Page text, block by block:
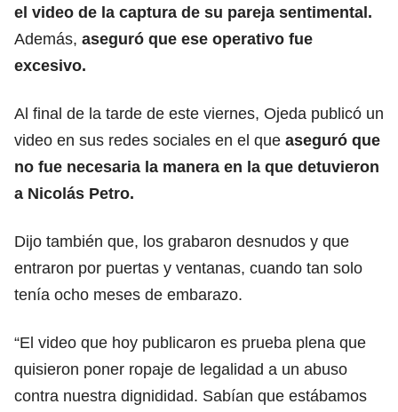
el video de la captura de su pareja sentimental.
Además, aseguró que ese operativo fue
excesivo.
Al final de la tarde de este viernes, Ojeda publicó un
video en sus redes sociales en el que aseguró que
no fue necesaria la manera en la que detuvieron
a Nicolás Petro.
Dijo también que, los grabaron desnudos y que
entraron por puertas y ventanas, cuando tan solo
tenía ocho meses de embarazo.
“El video que hoy publicaron es prueba plena que
quisieron poner ropaje de legalidad a un abuso
contra nuestra dignididad. Sabían que estábamos